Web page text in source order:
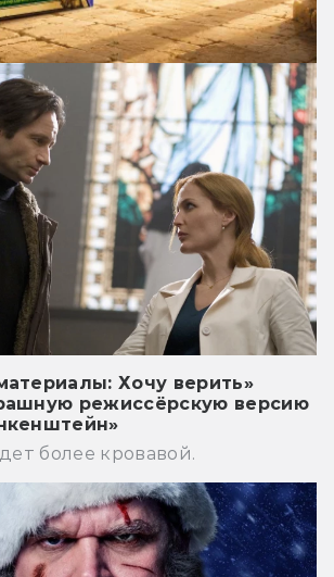
Хочу верить»
режиссёрскую версию
более кровавой.